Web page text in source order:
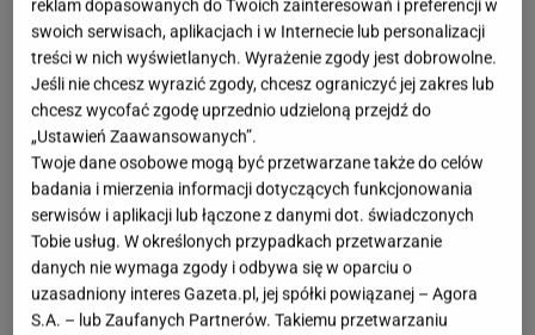
OTWÓRZ GALERIĘ(3)
Kuchnia to jedno z najbardziej eksploatowanych
miejsc w domu, dlatego porządek ma tu ogromne
znaczenie. Kluczem jest nie ilość szafek, ale sposób
przechowywania. Przemyślane organizery
pomagają wykorzystać przestrzeń i sprawiają, że
wszystko jest pod ręką.
Jak przechowywać rzeczy w kuchni. Grupowanie to
reklam dopasowanych do Twoich zainteresowań i preferencji w
swoich serwisach, aplikacjach i w Internecie lub personalizacji
treści w nich wyświetlanych. Wyrażenie zgody jest dobrowolne.
Jeśli nie chcesz wyrazić zgody, chcesz ograniczyć jej zakres lub
chcesz wycofać zgodę uprzednio udzieloną przejdź do
„Ustawień Zaawansowanych”.
Twoje dane osobowe mogą być przetwarzane także do celów
badania i mierzenia informacji dotyczących funkcjonowania
serwisów i aplikacji lub łączone z danymi dot. świadczonych
Tobie usług. W określonych przypadkach przetwarzanie
danych nie wymaga zgody i odbywa się w oparciu o
uzasadniony interes Gazeta.pl, jej spółki powiązanej – Agora
S.A. – lub Zaufanych Partnerów. Takiemu przetwarzaniu